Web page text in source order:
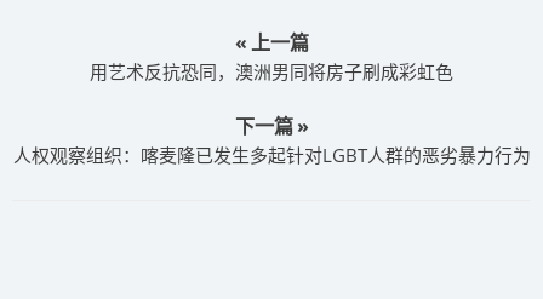
« 上一篇
用艺术反抗恐同，澳洲男同将房子刷成彩虹色
下一篇 »
人权观察组织：喀麦隆已发生多起针对LGBT人群的恶劣暴力行为